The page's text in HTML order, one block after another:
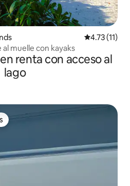
Calificación
4.73 (11)
muelle con kayaks
renta con acceso al
lago